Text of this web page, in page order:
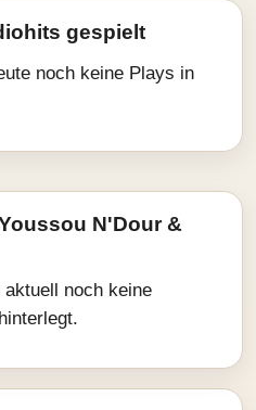
gespielt
noch keine Plays in
N'Dour &
noch keine